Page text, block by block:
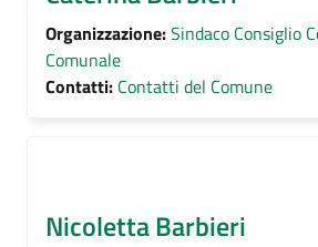
Organizzazione:Sindaco Consiglio
Comunale
Contatti: Contatti del Comune
Nicoletta Barbieri